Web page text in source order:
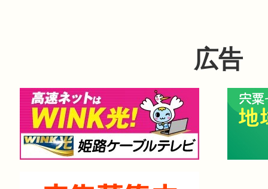
広告